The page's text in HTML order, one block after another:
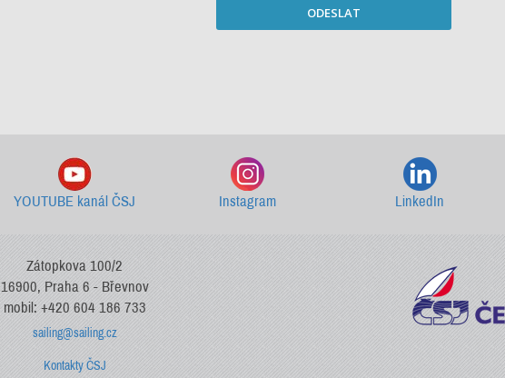
ODESLAT
YOUTUBE kanál ČSJ Instagram LinkedIn
Zátopkova 100/2
16900, Praha 6 - Břevnov
mobil: +420 604 186 733
sailing@sailing.cz
Kontakty ČSJ